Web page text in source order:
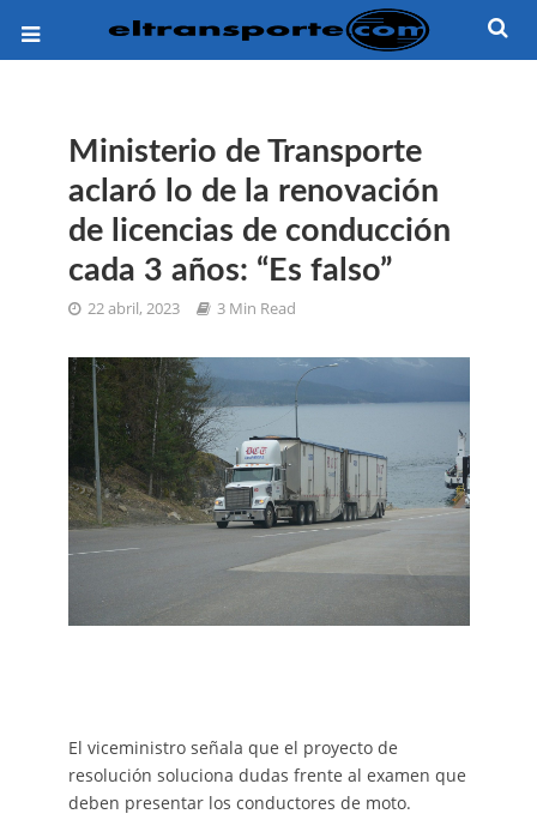
Ministerio de Transporte
aclaró lo de la renovación
de licencias de conducción
cada 3 años: “Es falso”
22 abril, 2023 3 Min Read
El viceministro señala que el proyecto de
resolución soluciona dudas frente al examen que
deben presentar los conductores de moto.